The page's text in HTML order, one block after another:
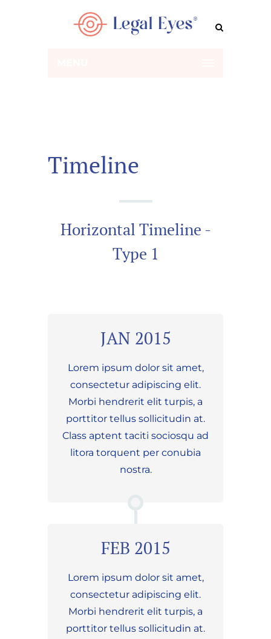
Timeline
Horizontal Timeline -
Type 1
JAN 2015
Lorem ipsum dolor sit amet,
consectetur adipiscing elit.
Morbi hendrerit elit turpis, a
porttitor tellus sollicitudin at.
Class aptent taciti sociosqu ad
litora torquent per conubia
nostra.
FEB 2015
Lorem ipsum dolor sit amet,
consectetur adipiscing elit.
Morbi hendrerit elit turpis, a
porttitor tellus sollicitudin at.